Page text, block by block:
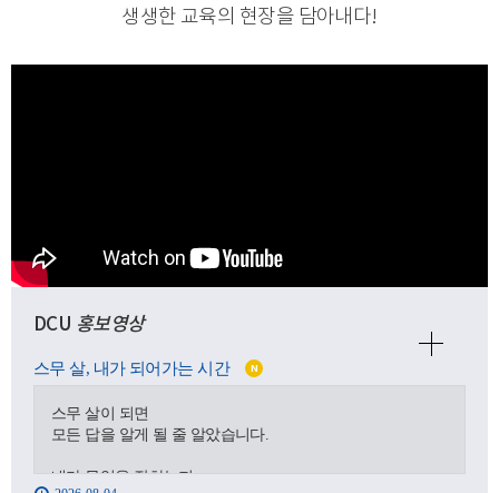
생생한 교육의 현장을 담아내다!
DCU 홍보영상
스무 살, 내가 되어가는 시간 N
스무 살이 되면
모든 답을 알게 될 줄 알았습니다.
내가 무엇을 잘하는지,